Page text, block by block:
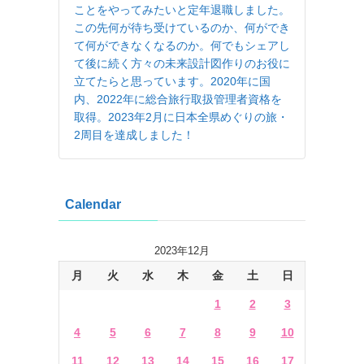
ことをやってみたいと定年退職しました。
この先何が待ち受けているのか、何ができ
て何ができなくなるのか。何でもシェアし
て後に続く方々の未来設計図作りのお役に
立てたらと思っています。2020年に国
内、2022年に総合旅行取扱管理者資格を
取得。2023年2月に日本全県めぐりの旅・
2周目を達成しました！
Calendar
2023年12月
月 火 水 木 金 土 日
1 2 3
4 5 6 7 8 9 10
11 12 13 14 15 16 17